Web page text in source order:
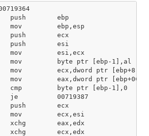
push        ebp
mov         ebp,esp
push        ecx
push        esi
mov         esi,ecx
mov         byte ptr [ebp-1],al
mov         ecx,dword ptr [ebp+8]
mov         eax,dword ptr [ebp+0C]
cmp         byte ptr [ebp-1],0
je          00719387
push        ecx
mov         ecx,esi
xchg        eax,edx
xchg        ecx,edx